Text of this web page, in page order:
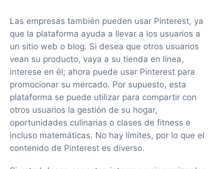
Las empresas también pueden usar Pinterest, ya
que la plataforma ayuda a llevar a los usuarios a
un sitio web o blog. Si desea que otros usuarios
vean su producto, vaya a su tienda en línea,
interese en él; ahora puede usar Pinterest para
promocionar su mercado. Por supuesto, esta
plataforma se puede utilizar para compartir con
otros usuarios la gestión de su hogar,
oportunidades culinarias o clases de fitness e
incluso matemáticas. No hay límites, por lo que el
contenido de Pinterest es diverso.